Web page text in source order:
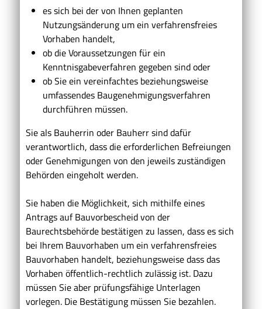
es sich bei der von Ihnen geplanten
Nutzungsänderung um ein verfahrensfreies
Vorhaben handelt,
ob die Voraussetzungen für ein
Kenntnisgabeverfahren gegeben sind oder
ob Sie ein vereinfachtes beziehungsweise
umfassendes Baugenehmigungsverfahren
durchführen müssen.
Sie als Bauherrin oder Bauherr sind dafür
verantwortlich, dass die erforderlichen Befreiungen
oder Genehmigungen von den jeweils zuständigen
Behörden eingeholt werden.
Sie haben die Möglichkeit, sich mithilfe eines
Antrags auf Bauvorbescheid von der
Baurechtsbehörde bestätigen zu lassen, dass es sich
bei Ihrem Bauvorhaben um ein verfahrensfreies
Bauvorhaben handelt, beziehungsweise dass das
Vorhaben öffentlich-rechtlich zulässig ist. Dazu
müssen Sie aber prüfungsfähige Unterlagen
vorlegen. Die Bestätigung müssen Sie bezahlen.